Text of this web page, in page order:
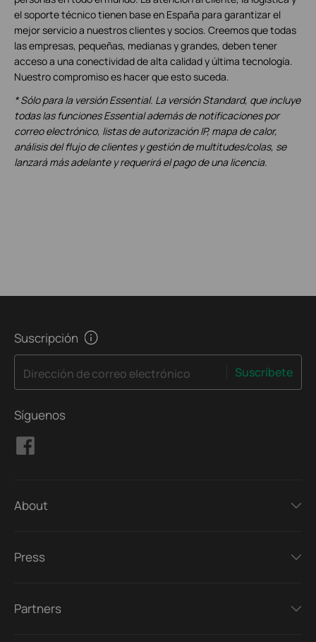
el soporte técnico tienen base en España para garantizar el
mejor servicio a nuestros clientes y socios. Creemos que todas
las empresas, pequeñas, medianas y grandes, deben tener
acceso a una conectividad de alta calidad y última tecnología.
Nuestro compromiso es hacer que esto suceda.
* Sólo para la versión Essential. La versión Standard, que incluye
todas las funciones Essential además de notificaciones por
correo electrónico, listas de autorización IP, mapa de calor,
análisis del flujo de clientes y gestión de multitudes/colas, se
lanzará más adelante y requerirá el pago de una licencia.
Suscripción
Dirección de correo electrónico Suscríbete
Síguenos
About
Press
Partners